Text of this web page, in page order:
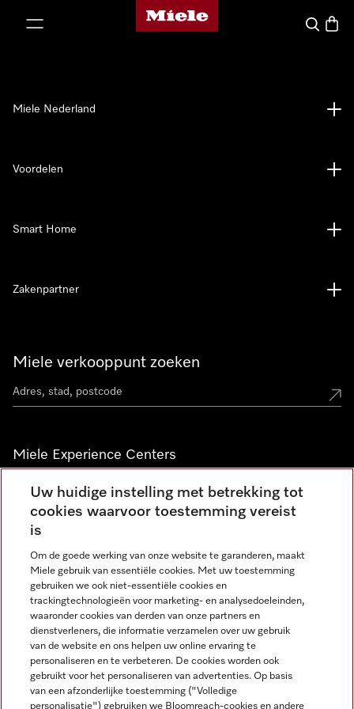
Homepage van Miele
Wat zoek
Miele verkooppunt zoeken
Miele Experience Centers
Vind jouw Miele Experience Center
Nieuwsbrief
Miele Nederland
Voordelen
Smart Home
Zakenpartner
Miele op Instagram
Miele op Facebook
Miele op Youtube
Uw huidige instelling met betrekking tot
cookies waarvoor toestemming vereist
is
Om de goede werking van onze website te garanderen, maakt
Miele gebruik van essentiële cookies. Met uw toestemming
gebruiken we ook niet-essentiële cookies en
trackingtechnologieën voor marketing- en analysedoeleinden,
waaronder cookies van derden van onze partners en
dienstverleners, die informatie verzamelen over uw gebruik
van de website en ons helpen uw online ervaring te
personaliseren en te verbeteren. De cookies worden ook
gebruikt voor het personaliseren van advertenties. Op basis
van een afzonderlijke toestemming ("Volledige
personalisatie") gebruiken we Bloomreach-cookies en andere